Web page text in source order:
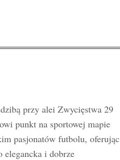
przy alei Zwycięstwa 29
punkt na sportowej mapie
pasjonatów futbolu, oferując
elegancka i dobrze